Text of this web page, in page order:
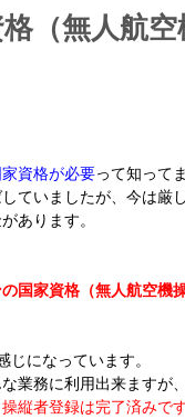
（無人航
資格が必要って知って
ていましたが、今は厳
あります。
国家資格（無人航空機
になっています。
業務に利用出来ますが
縦者登録は完了済みです